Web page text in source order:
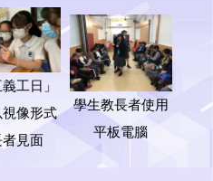
義工日」
像形式
見面
學生教長者使用
平板電腦